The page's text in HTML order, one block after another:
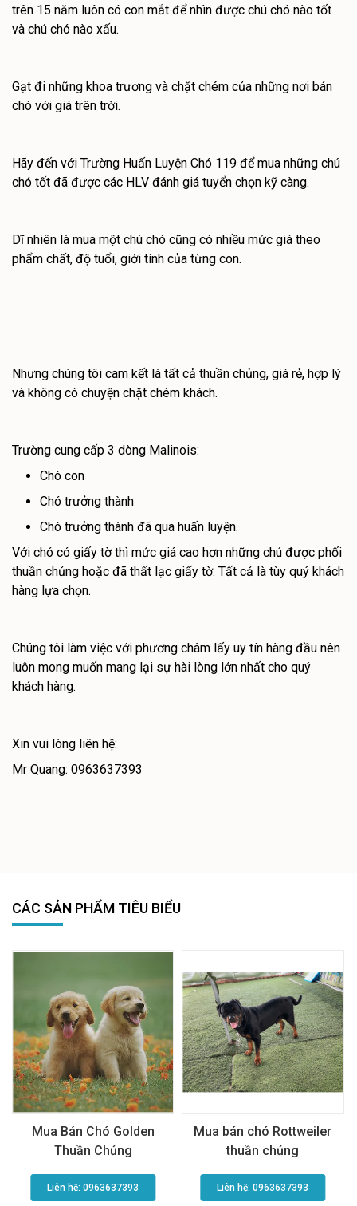
trên 15 năm luôn có con mắt để nhìn được chú chó nào tốt
và chú chó nào xấu.
Gạt đi những khoa trương và chặt chém của những nơi bán
chó với giá trên trời.
Hãy đến với Trường Huấn Luyện Chó 119 để mua những chú
chó tốt đã được các HLV đánh giá tuyển chọn kỹ càng.
Dĩ nhiên là mua một chú chó cũng có nhiều mức giá theo
phẩm chất, độ tuổi, giới tính của từng con.
Nhưng chúng tôi cam kết là tất cả thuần chủng, giá rẻ, hợp lý
và không có chuyện chặt chém khách.
Trường cung cấp 3 dòng Malinois:
Chó con
Chó trưởng thành
Chó trưởng thành đã qua huấn luyện.
Với chó có giấy tờ thì mức giá cao hơn những chú được phối
thuần chủng hoặc đã thất lạc giấy tờ. Tất cả là tùy quý khách
hàng lựa chọn.
Chúng tôi làm việc với phương châm lấy uy tín hàng đầu nên
luôn mong muốn mang lại sự hài lòng lớn nhất cho quý
khách hàng.
Xin vui lòng liên hệ:
Mr Quang: 0963637393
CÁC SẢN PHẨM TIÊU BIỂU
Mua Bán Chó Golden
Thuần Chủng
Liên hệ: 0963637393​
Mua bán chó Rottweiler
thuần chủng
Liên hệ: 0963637393​